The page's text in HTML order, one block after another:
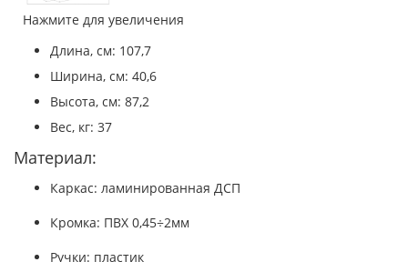
Нажмите для увеличения
Длина, см: 107,7
Ширина, см: 40,6
Высота, см: 87,2
Вес, кг: 37
Материал:
Каркас: ламинированная ДСП
Кромка: ПВХ 0,45÷2мм
Ручки: пластик